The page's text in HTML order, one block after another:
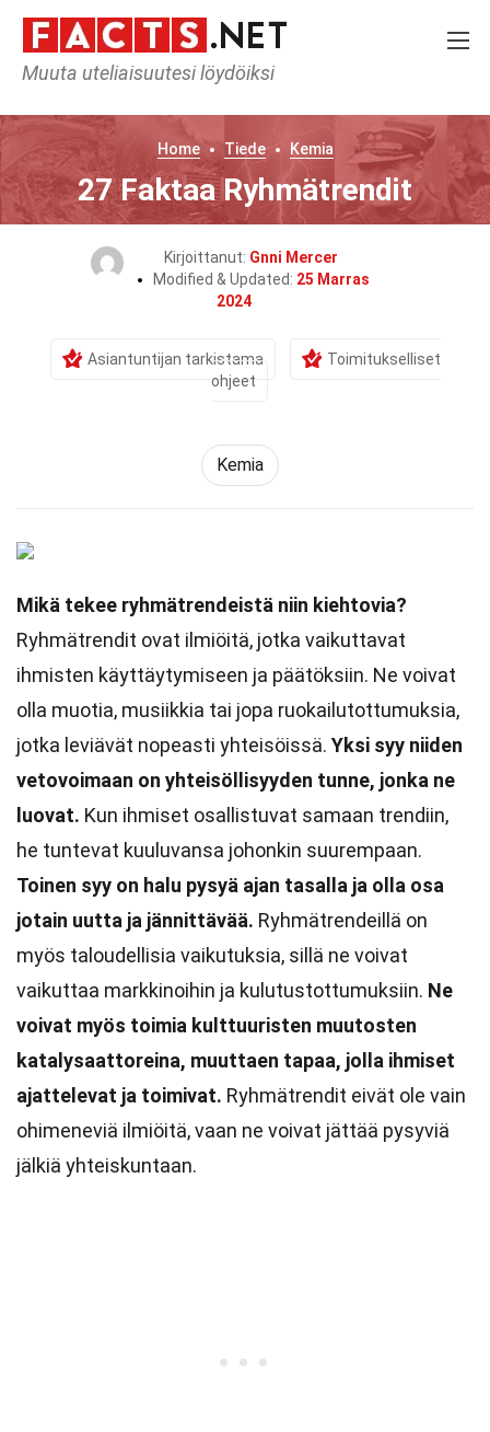
Muuta uteliaisuutesi löydöiksi
Home Tiede Kemia
27 Faktaa Ryhmätrendit
Kirjoittanut: Gnni Mercer
Modified & Updated: 25 Marras
2024
Asiantuntijan tarkistama
Toimitukselliset
ohjeet
Kemia
Mikä tekee ryhmätrendeistä niin kiehtovia?
Ryhmätrendit ovat ilmiöitä, jotka vaikuttavat
ihmisten käyttäytymiseen ja päätöksiin. Ne voivat
olla muotia, musiikkia tai jopa ruokailutottumuksia,
jotka leviävät nopeasti yhteisöissä. Yksi syy niiden
vetovoimaan on yhteisöllisyyden tunne, jonka ne
luovat. Kun ihmiset osallistuvat samaan trendiin,
he tuntevat kuuluvansa johonkin suurempaan.
Toinen syy on halu pysyä ajan tasalla ja olla osa
jotain uutta ja jännittävää. Ryhmätrendeillä on
myös taloudellisia vaikutuksia, sillä ne voivat
vaikuttaa markkinoihin ja kulutustottumuksiin. Ne
voivat myös toimia kulttuuristen muutosten
katalysaattoreina, muuttaen tapaa, jolla ihmiset
ajattelevat ja toimivat. Ryhmätrendit eivät ole vain
ohimeneviä ilmiöitä, vaan ne voivat jättää pysyviä
jälkiä yhteiskuntaan.